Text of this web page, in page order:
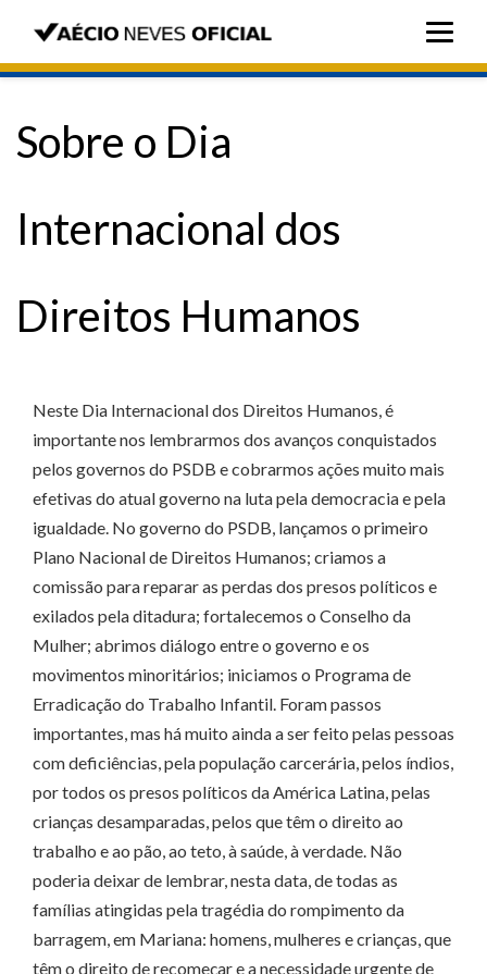
Sobre o Dia
Internacional dos
Direitos Humanos
Neste Dia Internacional dos Direitos Humanos, é
importante nos lembrarmos dos avanços conquistados
pelos governos do PSDB e cobrarmos ações muito mais
efetivas do atual governo na luta pela democracia e pela
igualdade. No governo do PSDB, lançamos o primeiro
Plano Nacional de Direitos Humanos; criamos a
comissão para reparar as perdas dos presos políticos e
exilados pela ditadura; fortalecemos o Conselho da
Mulher; abrimos diálogo entre o governo e os
movimentos minoritários; iniciamos o Programa de
Erradicação do Trabalho Infantil. Foram passos
importantes, mas há muito ainda a ser feito pelas pessoas
com deficiências, pela população carcerária, pelos índios,
por todos os presos políticos da América Latina, pelas
crianças desamparadas, pelos que têm o direito ao
trabalho e ao pão, ao teto, à saúde, à verdade. Não
poderia deixar de lembrar, nesta data, de todas as
famílias atingidas pela tragédia do rompimento da
barragem, em Mariana: homens, mulheres e crianças, que
têm o direito de recomeçar e a necessidade urgente de